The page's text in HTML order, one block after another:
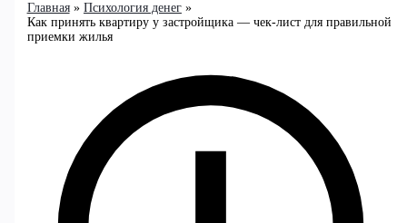
Главная
Психология денег
Как принять квартиру у застройщика — чек-лист для правильной
приемки жилья